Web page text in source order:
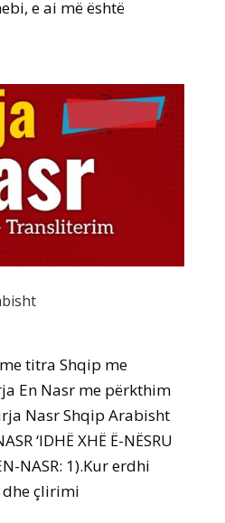
e ai më është
titra Shqip me
En Nasr me përkthim
Nasr Shqip Arabisht
‘IDHË XHË Ë-NËSRU
NASR: 1).Kur erdhi
çlirimi